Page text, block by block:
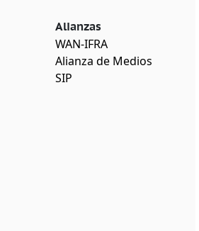
Alianzas
WAN-IFRA
Alianza de Medios
SIP